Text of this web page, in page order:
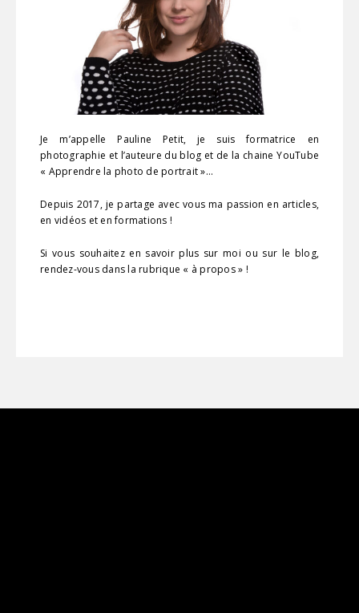
Je m’appelle Pauline Petit, je suis formatrice en
photographie et l’auteure du blog et de la chaine YouTube
« Apprendre la photo de portrait »…
Depuis 2017, je partage avec vous ma passion en articles,
en vidéos et en formations !
Si vous souhaitez en savoir plus sur moi ou sur le blog,
rendez-vous dans la rubrique « à propos » !